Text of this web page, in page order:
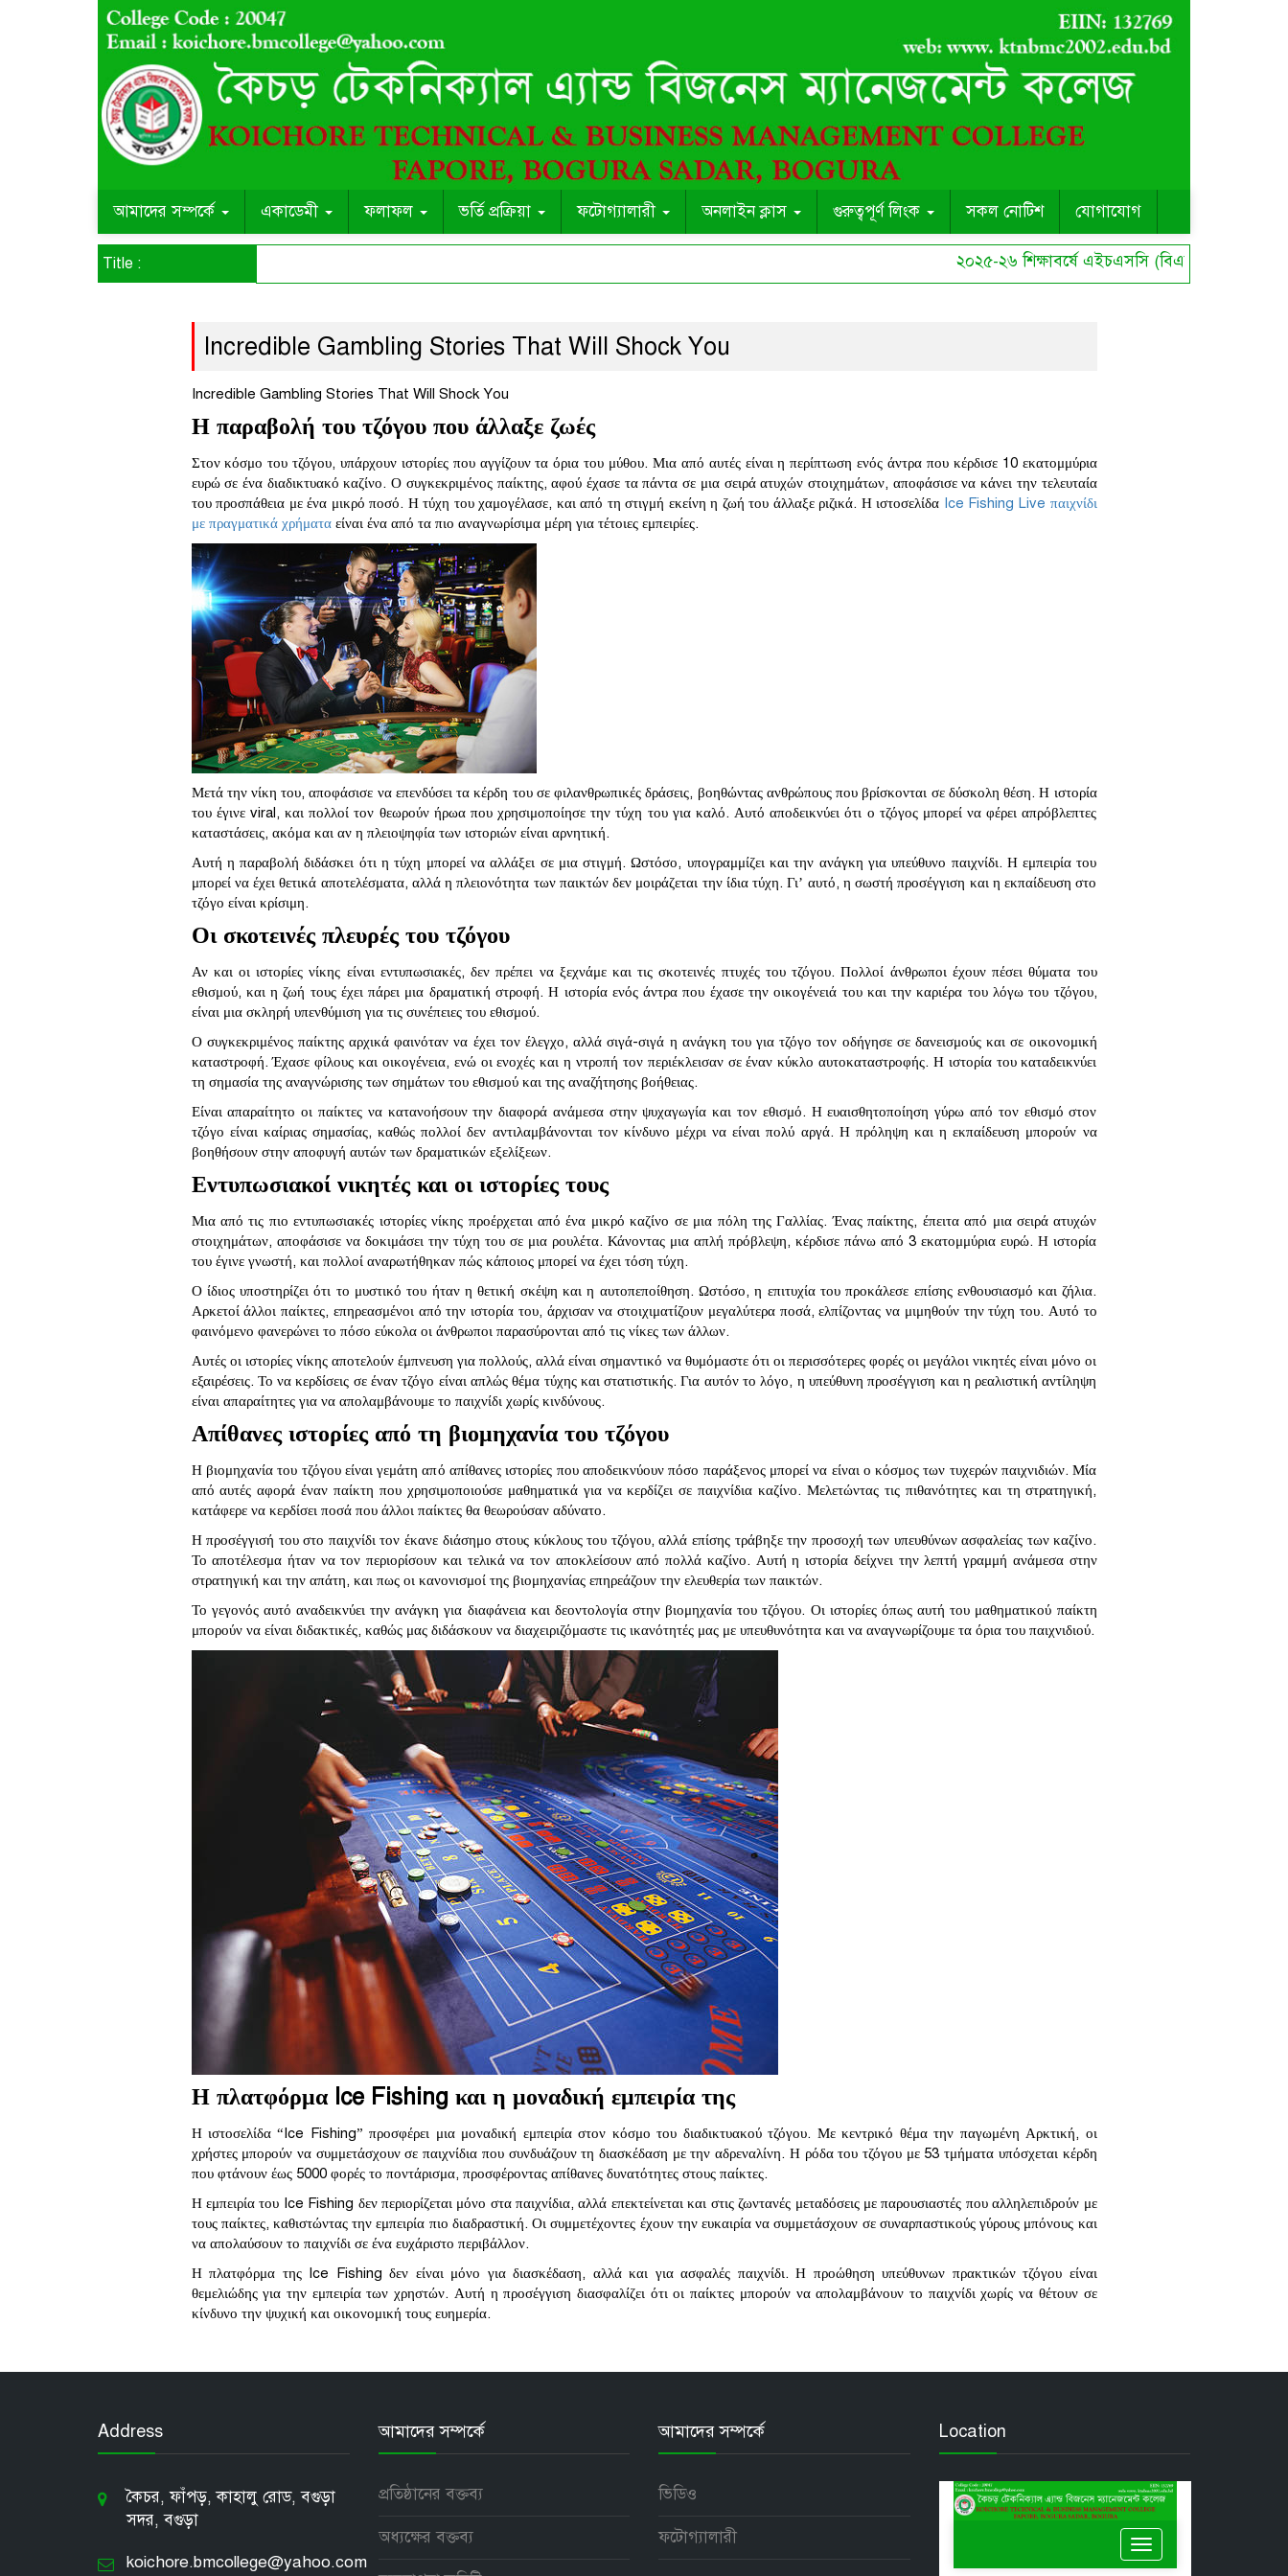
আমাদের সম্পর্কে একাডেমী ফলাফল ভর্তি প্রক্রিয়া ফটোগ্যালারী অনলাইন ক্লাস গুরুত্বপূর্ণ লিংক সকল নোটিশ যোগাযোগ
Title : ২০২৫-২৬ শিক্ষাবর্ষে এইচএসসি (বিএমটি) কোর্সে ছাত্র
Incredible Gambling Stories That Will Shock You
Incredible Gambling Stories That Will Shock You
Η παραβολή του τζόγου που άλλαξε ζωές
Στον κόσμο του τζόγου, υπάρχουν ιστορίες που αγγίζουν τα όρια του μύθου. Μια από αυτές είναι η περίπτωση ενός άντρα που κέρδισε 10 εκατομμύρια
ευρώ σε ένα διαδικτυακό καζίνο. Ο συγκεκριμένος παίκτης, αφού έχασε τα πάντα σε μια σειρά ατυχών στοιχημάτων, αποφάσισε να κάνει την τελευταία
του προσπάθεια με ένα μικρό ποσό. Η τύχη του χαμογέλασε, και από τη στιγμή εκείνη η ζωή του άλλαξε ριζικά. Η ιστοσελίδα Ice Fishing Live παιχνίδι
με πραγματικά χρήματαείναι ένα από τα πιο αναγνωρίσιμα μέρη για τέτοιες εμπειρίες.
Μετά την νίκη του, αποφάσισε να επενδύσει τα κέρδη του σε φιλανθρωπικές δράσεις, βοηθώντας ανθρώπους που βρίσκονται σε δύσκολη θέση. Η ιστορία
του έγινε viral, και πολλοί τον θεωρούν ήρωα που χρησιμοποίησε την τύχη του για καλό. Αυτό αποδεικνύει ότι ο τζόγος μπορεί να φέρει απρόβλεπτες
καταστάσεις, ακόμα και αν η πλειοψηφία των ιστοριών είναι αρνητική.
Αυτή η παραβολή διδάσκει ότι η τύχη μπορεί να αλλάξει σε μια στιγμή. Ωστόσο, υπογραμμίζει και την ανάγκη για υπεύθυνο παιχνίδι. Η εμπειρία του
μπορεί να έχει θετικά αποτελέσματα, αλλά η πλειονότητα των παικτών δεν μοιράζεται την ίδια τύχη. Γι’ αυτό, η σωστή προσέγγιση και η εκπαίδευση στο
τζόγο είναι κρίσιμη.
Οι σκοτεινές πλευρές του τζόγου
Αν και οι ιστορίες νίκης είναι εντυπωσιακές, δεν πρέπει να ξεχνάμε και τις σκοτεινές πτυχές του τζόγου. Πολλοί άνθρωποι έχουν πέσει θύματα του
εθισμού, και η ζωή τους έχει πάρει μια δραματική στροφή. Η ιστορία ενός άντρα που έχασε την οικογένειά του και την καριέρα του λόγω του τζόγου,
είναι μια σκληρή υπενθύμιση για τις συνέπειες του εθισμού.
Ο συγκεκριμένος παίκτης αρχικά φαινόταν να έχει τον έλεγχο, αλλά σιγά-σιγά η ανάγκη του για τζόγο τον οδήγησε σε δανεισμούς και σε οικονομική
καταστροφή. Έχασε φίλους και οικογένεια, ενώ οι ενοχές και η ντροπή τον περιέκλεισαν σε έναν κύκλο αυτοκαταστροφής. Η ιστορία του καταδεικνύει
τη σημασία της αναγνώρισης των σημάτων του εθισμού και της αναζήτησης βοήθειας.
Είναι απαραίτητο οι παίκτες να κατανοήσουν την διαφορά ανάμεσα στην ψυχαγωγία και τον εθισμό. Η ευαισθητοποίηση γύρω από τον εθισμό στον
τζόγο είναι καίριας σημασίας, καθώς πολλοί δεν αντιλαμβάνονται τον κίνδυνο μέχρι να είναι πολύ αργά. Η πρόληψη και η εκπαίδευση μπορούν να
βοηθήσουν στην αποφυγή αυτών των δραματικών εξελίξεων.
Εντυπωσιακοί νικητές και οι ιστορίες τους
Μια από τις πιο εντυπωσιακές ιστορίες νίκης προέρχεται από ένα μικρό καζίνο σε μια πόλη της Γαλλίας. Ένας παίκτης, έπειτα από μια σειρά ατυχών
στοιχημάτων, αποφάσισε να δοκιμάσει την τύχη του σε μια ρουλέτα. Κάνοντας μια απλή πρόβλεψη, κέρδισε πάνω από 3 εκατομμύρια ευρώ. Η ιστορία
του έγινε γνωστή, και πολλοί αναρωτήθηκαν πώς κάποιος μπορεί να έχει τόση τύχη.
Ο ίδιος υποστηρίζει ότι το μυστικό του ήταν η θετική σκέψη και η αυτοπεποίθηση. Ωστόσο, η επιτυχία του προκάλεσε επίσης ενθουσιασμό και ζήλια.
Αρκετοί άλλοι παίκτες, επηρεασμένοι από την ιστορία του, άρχισαν να στοιχιματίζουν μεγαλύτερα ποσά, ελπίζοντας να μιμηθούν την τύχη του. Αυτό το
φαινόμενο φανερώνει το πόσο εύκολα οι άνθρωποι παρασύρονται από τις νίκες των άλλων.
Αυτές οι ιστορίες νίκης αποτελούν έμπνευση για πολλούς, αλλά είναι σημαντικό να θυμόμαστε ότι οι περισσότερες φορές οι μεγάλοι νικητές είναι μόνο οι
εξαιρέσεις. Το να κερδίσεις σε έναν τζόγο είναι απλώς θέμα τύχης και στατιστικής. Για αυτόν το λόγο, η υπεύθυνη προσέγγιση και η ρεαλιστική αντίληψη
είναι απαραίτητες για να απολαμβάνουμε το παιχνίδι χωρίς κινδύνους.
Απίθανες ιστορίες από τη βιομηχανία του τζόγου
Η βιομηχανία του τζόγου είναι γεμάτη από απίθανες ιστορίες που αποδεικνύουν πόσο παράξενος μπορεί να είναι ο κόσμος των τυχερών παιχνιδιών. Μία
από αυτές αφορά έναν παίκτη που χρησιμοποιούσε μαθηματικά για να κερδίζει σε παιχνίδια καζίνο. Μελετώντας τις πιθανότητες και τη στρατηγική,
κατάφερε να κερδίσει ποσά που άλλοι παίκτες θα θεωρούσαν αδύνατο.
Η προσέγγισή του στο παιχνίδι τον έκανε διάσημο στους κύκλους του τζόγου, αλλά επίσης τράβηξε την προσοχή των υπευθύνων ασφαλείας των καζίνο.
Το αποτέλεσμα ήταν να τον περιορίσουν και τελικά να τον αποκλείσουν από πολλά καζίνο. Αυτή η ιστορία δείχνει την λεπτή γραμμή ανάμεσα στην
στρατηγική και την απάτη, και πως οι κανονισμοί της βιομηχανίας επηρεάζουν την ελευθερία των παικτών.
Το γεγονός αυτό αναδεικνύει την ανάγκη για διαφάνεια και δεοντολογία στην βιομηχανία του τζόγου. Οι ιστορίες όπως αυτή του μαθηματικού παίκτη
μπορούν να είναι διδακτικές, καθώς μας διδάσκουν να διαχειριζόμαστε τις ικανότητές μας με υπευθυνότητα και να αναγνωρίζουμε τα όρια του παιχνιδιού.
Η πλατφόρμα Ice Fishing και η μοναδική εμπειρία της
Η ιστοσελίδα “Ice Fishing” προσφέρει μια μοναδική εμπειρία στον κόσμο του διαδικτυακού τζόγου. Με κεντρικό θέμα την παγωμένη Αρκτική, οι
χρήστες μπορούν να συμμετάσχουν σε παιχνίδια που συνδυάζουν τη διασκέδαση με την αδρεναλίνη. Η ρόδα του τζόγου με 53 τμήματα υπόσχεται κέρδη
που φτάνουν έως 5000 φορές το ποντάρισμα, προσφέροντας απίθανες δυνατότητες στους παίκτες.
Η εμπειρία του Ice Fishing δεν περιορίζεται μόνο στα παιχνίδια, αλλά επεκτείνεται και στις ζωντανές μεταδόσεις με παρουσιαστές που αλληλεπιδρούν με
τους παίκτες, καθιστώντας την εμπειρία πιο διαδραστική. Οι συμμετέχοντες έχουν την ευκαιρία να συμμετάσχουν σε συναρπαστικούς γύρους μπόνους και
να απολαύσουν το παιχνίδι σε ένα ευχάριστο περιβάλλον.
Η πλατφόρμα της Ice Fishing δεν είναι μόνο για διασκέδαση, αλλά και για ασφαλές παιχνίδι. Η προώθηση υπεύθυνων πρακτικών τζόγου είναι
θεμελιώδης για την εμπειρία των χρηστών. Αυτή η προσέγγιση διασφαλίζει ότι οι παίκτες μπορούν να απολαμβάνουν το παιχνίδι χωρίς να θέτουν σε
κίνδυνο την ψυχική και οικονομική τους ευημερία.
Address
কৈচর, ফাঁপড়, কাহালু রোড, বগুড়া
সদর, বগুড়া
koichore.bmcollege@yahoo.com
আমাদের সম্পর্কে
প্রতিষ্ঠানের বক্তব্য
অধ্যক্ষের বক্তব্য
আমাদের সম্পর্কে
ভিডিও
ফটোগ্যালারী
Location